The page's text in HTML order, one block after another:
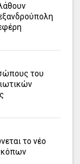
του
το νέο